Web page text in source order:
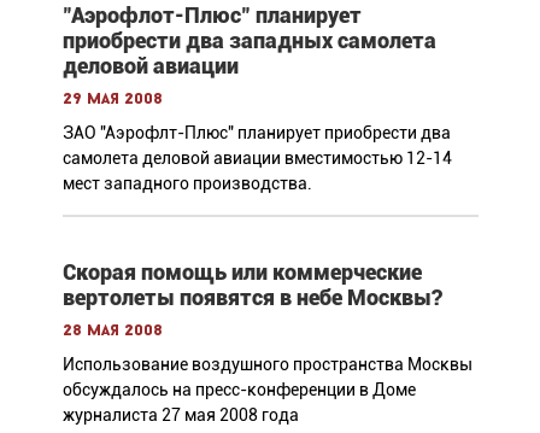
"Аэрофлот-Плюс" планирует
приобрести два западных самолета
деловой авиации
29 мая 2008
ЗАО "Аэрофлт-Плюс" планирует приобрести два
самолета деловой авиации вместимостью 12-14
мест западного производства.
Скорая помощь или коммерческие
вертолеты появятся в небе Москвы?
28 мая 2008
Использование воздушного пространства Москвы
обсуждалось на пресс-конференции в Доме
журналиста 27 мая 2008 года